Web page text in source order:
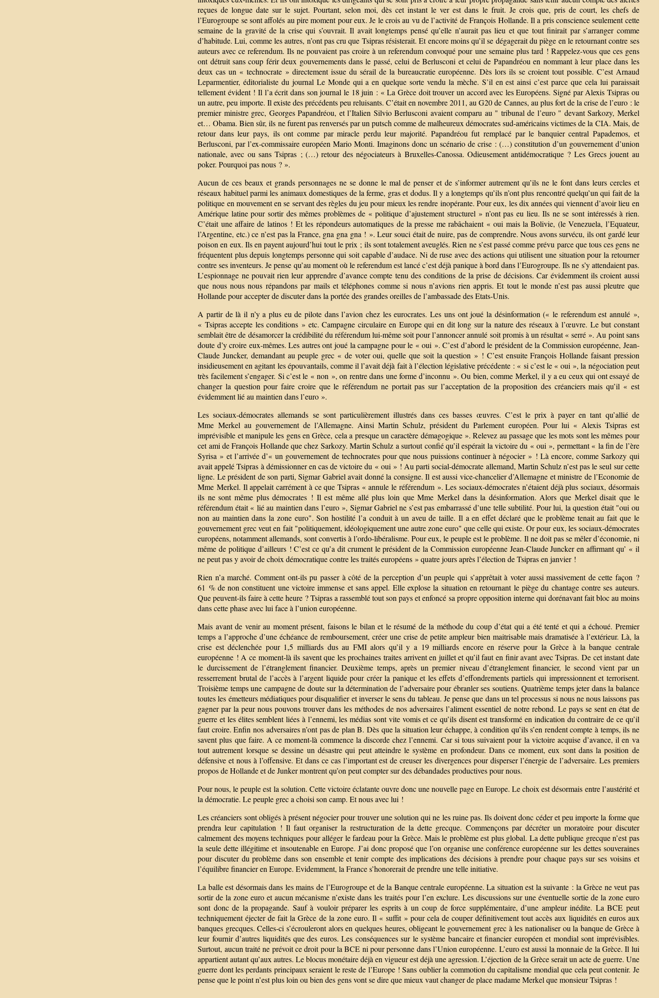
reçues de longue date sur le sujet. Pourtant, selon moi, dès cet instant le ver est dans le fruit. Je crois que, pris de court, les chefs de
l’Eurogroupe se sont affolés au pire moment pour eux. Je le crois au vu de l’activité de François Hollande. Il a pris conscience seulement cette
semaine de la gravité de la crise qui s’ouvrait. Il avait longtemps pensé qu’elle n’aurait pas lieu et que tout finirait par s’arranger comme
d’habitude. Lui, comme les autres, n’ont pas cru que Tsipras résisterait. Et encore moins qu’il se dégagerait du piège en le retournant contre ses
auteurs avec ce referendum. Ils ne pouvaient pas croire à un referendum convoqué pour une semaine plus tard ! Rappelez-vous que ces gens
ont détruit sans coup férir deux gouvernements dans le passé, celui de Berlusconi et celui de Papandréou en nommant à leur place dans les
deux cas un « technocrate » directement issue du sérail de la bureaucratie européenne. Dès lors ils se croient tout possible. C’est Arnaud
Leparmentier, éditorialiste du journal Le Monde qui a en quelque sorte vendu la mèche. S’il en est ainsi c’est parce que cela lui paraissait
tellement évident ! Il l’a écrit dans son journal le 18 juin : « La Grèce doit trouver un accord avec les Européens. Signé par Alexis Tsipras ou
un autre, peu importe. Il existe des précédents peu reluisants. C’était en novembre 2011, au G20 de Cannes, au plus fort de la crise de l’euro : le
premier ministre grec, Georges Papandréou, et l’Italien Silvio Berlusconi avaient comparu au " tribunal de l’euro " devant Sarkozy, Merkel
et… Obama. Bien sûr, ils ne furent pas renversés par un putsch comme de malheureux démocrates sud-américains victimes de la CIA. Mais, de
retour dans leur pays, ils ont comme par miracle perdu leur majorité. Papandréou fut remplacé par le banquier central Papademos, et
Berlusconi, par l’ex-commissaire européen Mario Monti. Imaginons donc un scénario de crise : (…) constitution d’un gouvernement d’union
nationale, avec ou sans Tsipras ; (…) retour des négociateurs à Bruxelles-Canossa. Odieusement antidémocratique ? Les Grecs jouent au
poker. Pourquoi pas nous ? ».
Aucun de ces beaux et grands personnages ne se donne le mal de penser et de s’informer autrement qu’ils ne le font dans leurs cercles et
réseaux habituel parmi les animaux domestiques de la ferme, gras et dodus. Il y a longtemps qu’ils n’ont plus rencontré quelqu’un qui fait de la
politique en mouvement en se servant des règles du jeu pour mieux les rendre inopérante. Pour eux, les dix années qui viennent d’avoir lieu en
Amérique latine pour sortir des mêmes problèmes de « politique d’ajustement structurel » n’ont pas eu lieu. Ils ne se sont intéressés à rien.
C’était une affaire de latinos ! Et les répondeurs automatiques de la presse me rabâchaient « oui mais la Bolivie, (le Venezuela, l’Equateur,
l’Argentine, etc.) ce n’est pas la France, gna gna gna ! ». Leur souci était de nuire, pas de comprendre. Nous avons survécu, ils ont gardé leur
poison en eux. Ils en payent aujourd’hui tout le prix ; ils sont totalement aveuglés. Rien ne s’est passé comme prévu parce que tous ces gens ne
fréquentent plus depuis longtemps personne qui soit capable d’audace. Ni de ruse avec des actions qui utilisent une situation pour la retourner
contre ses inventeurs. Je pense qu’au moment où le referendum est lancé c’est déjà panique à bord dans l’Eurogroupe. Ils ne s’y attendaient pas.
L’espionnage ne pouvait rien leur apprendre d’avance compte tenu des conditions de la prise de décisions. Car évidemment ils croient aussi
que nous nous nous répandons par mails et téléphones comme si nous n’avions rien appris. Et tout le monde n’est pas aussi pleutre que
Hollande pour accepter de discuter dans la portée des grandes oreilles de l’ambassade des Etats-Unis.
A partir de là il n’y a plus eu de pilote dans l’avion chez les eurocrates. Les uns ont joué la désinformation (« le referendum est annulé »,
« Tsipras accepte les conditions » etc. Campagne circulaire en Europe qui en dit long sur la nature des réseaux à l’œuvre. Le but constant
semblait être de désamorcer la crédibilité du référendum lui-même soit pour l’annoncer annulé soit promis à un résultat « serré ». Au point sans
doute d’y croire eux-mêmes. Les autres ont joué la campagne pour le « oui ». C’est d’abord le président de la Commission européenne, Jean-
Claude Juncker, demandant au peuple grec « de voter oui, quelle que soit la question » ! C’est ensuite François Hollande faisant pression
insidieusement en agitant les épouvantails, comme il l’avait déjà fait à l’élection législative précédente : « si c’est le « oui », la négociation peut
très facilement s’engager. Si c’est le « non », on rentre dans une forme d’inconnu ». Ou bien, comme Merkel, il y a eu ceux qui ont essayé de
changer la question pour faire croire que le référendum ne portait pas sur l’acceptation de la proposition des créanciers mais qu’il « est
évidemment lié au maintien dans l’euro ».
Les sociaux-démocrates allemands se sont particulièrement illustrés dans ces basses œuvres. C’est le prix à payer en tant qu’allié de
Mme Merkel au gouvernement de l’Allemagne. Ainsi Martin Schulz, président du Parlement européen. Pour lui « Alexis Tsipras est
imprévisible et manipule les gens en Grèce, cela a presque un caractère démagogique ». Relevez au passage que les mots sont les mêmes pour
cet ami de François Hollande que chez Sarkozy. Martin Schulz a surtout confié qu’il espérait la victoire du « oui », permettant « la fin de l’ère
Syrisa » et l’arrivée d’« un gouvernement de technocrates pour que nous puissions continuer à négocier » ! Là encore, comme Sarkozy qui
avait appelé Tsipras à démissionner en cas de victoire du « oui » ! Au parti social-démocrate allemand, Martin Schulz n’est pas le seul sur cette
ligne. Le président de son parti, Sigmar Gabriel avait donné la consigne. Il est aussi vice-chancelier d’Allemagne et ministre de l’Economie de
Mme Merkel. Il appelait carrément à ce que Tsipras « annule le référendum ». Les sociaux-démocrates n’étaient déjà plus sociaux, désormais
ils ne sont même plus démocrates ! Il est même allé plus loin que Mme Merkel dans la désinformation. Alors que Merkel disait que le
référendum était « lié au maintien dans l’euro », Sigmar Gabriel ne s’est pas embarrassé d’une telle subtilité. Pour lui, la question était "oui ou
non au maintien dans la zone euro". Son hostilité l’a conduit à un aveu de taille. Il a en effet déclaré que le problème tenait au fait que le
gouvernement grec veut en fait "politiquement, idéologiquement une autre zone euro" que celle qui existe. Or pour eux, les sociaux-démocrates
européens, notamment allemands, sont convertis à l’ordo-libéralisme. Pour eux, le peuple est le problème. Il ne doit pas se mêler d’économie, ni
même de politique d’ailleurs ! C’est ce qu’a dit crument le président de la Commission européenne Jean-Claude Juncker en affirmant qu’ « il
ne peut pas y avoir de choix démocratique contre les traités européens » quatre jours après l’élection de Tsipras en janvier !
Rien n’a marché. Comment ont-ils pu passer à côté de la perception d’un peuple qui s’apprêtait à voter aussi massivement de cette façon ?
61 % de non constituent une victoire immense et sans appel. Elle explose la situation en retournant le piège du chantage contre ses auteurs.
Que peuvent-ils faire à cette heure ? Tsipras a rassemblé tout son pays et enfoncé sa propre opposition interne qui dorénavant fait bloc au moins
dans cette phase avec lui face à l’union européenne.
Mais avant de venir au moment présent, faisons le bilan et le résumé de la méthode du coup d’état qui a été tenté et qui a échoué. Premier
temps a l’approche d’une échéance de remboursement, créer une crise de petite ampleur bien maitrisable mais dramatisée à l’extérieur. Là, la
crise est déclenchée pour 1,5 milliards dus au FMI alors qu’il y a 19 milliards encore en réserve pour la Grèce à la banque centrale
européenne ! A ce moment-là ils savent que les prochaines traites arrivent en juillet et qu’il faut en finir avant avec Tsipras. De cet instant date
le durcissement de l’étranglement financier. Deuxième temps, après un premier niveau d’étranglement financier, le second vient par un
resserrement brutal de l’accès à l’argent liquide pour créer la panique et les effets d’effondrements partiels qui impressionnent et terrorisent.
Troisième temps une campagne de doute sur la détermination de l’adversaire pour ébranler ses soutiens. Quatrième temps jeter dans la balance
toutes les émetteurs médiatiques pour disqualifier et inverser le sens du tableau. Je pense que dans un tel processus si nous ne nous laissons pas
gagner par la peur nous pouvons trouver dans les méthodes de nos adversaires l’aliment essentiel de notre rebond. Le pays se sent en état de
guerre et les élites semblent liées à l’ennemi, les médias sont vite vomis et ce qu’ils disent est transformé en indication du contraire de ce qu’il
faut croire. Enfin nos adversaires n’ont pas de plan B. Dès que la situation leur échappe, à condition qu’ils s’en rendent compte à temps, ils ne
savent plus que faire. A ce moment-là commence la discorde chez l’ennemi. Car si tous suivaient pour la victoire acquise d’avance, il en va
tout autrement lorsque se dessine un désastre qui peut atteindre le système en profondeur. Dans ce moment, eux sont dans la position de
défensive et nous à l’offensive. Et dans ce cas l’important est de creuser les divergences pour disperser l’énergie de l’adversaire. Les premiers
propos de Hollande et de Junker montrent qu’on peut compter sur des débandades productives pour nous.
Pour nous, le peuple est la solution. Cette victoire éclatante ouvre donc une nouvelle page en Europe. Le choix est désormais entre l’austérité et
la démocratie. Le peuple grec a choisi son camp. Et nous avec lui !
Les créanciers sont obligés à présent négocier pour trouver une solution qui ne les ruine pas. Ils doivent donc céder et peu importe la forme que
prendra leur capitulation ! Il faut organiser la restructuration de la dette grecque. Commençons par décréter un moratoire pour discuter
calmement des moyens techniques pour alléger le fardeau pour la Grèce. Mais le problème est plus global. La dette publique grecque n’est pas
la seule dette illégitime et insoutenable en Europe. J’ai donc proposé que l’on organise une conférence européenne sur les dettes souveraines
pour discuter du problème dans son ensemble et tenir compte des implications des décisions à prendre pour chaque pays sur ses voisins et
l’équilibre financier en Europe. Evidemment, la France s’honorerait de prendre une telle initiative.
La balle est désormais dans les mains de l’Eurogroupe et de la Banque centrale européenne. La situation est la suivante : la Grèce ne veut pas
sortir de la zone euro et aucun mécanisme n’existe dans les traités pour l’en exclure. Les discussions sur une éventuelle sortie de la zone euro
sont donc de la propagande. Sauf à vouloir préparer les esprits à un coup de force supplémentaire, d’une ampleur inédite. La BCE peut
techniquement éjecter de fait la Grèce de la zone euro. Il « suffit » pour cela de couper définitivement tout accès aux liquidités en euros aux
banques grecques. Celles-ci s’écrouleront alors en quelques heures, obligeant le gouvernement grec à les nationaliser ou la banque de Grèce à
leur fournir d’autres liquidités que des euros. Les conséquences sur le système bancaire et financier européen et mondial sont imprévisibles.
Surtout, aucun traité ne prévoit ce droit pour la BCE ni pour personne dans l’Union européenne. L’euro est aussi la monnaie de la Grèce. Il lui
appartient autant qu’aux autres. Le blocus monétaire déjà en vigueur est déjà une agression. L’éjection de la Grèce serait un acte de guerre. Une
guerre dont les perdants principaux seraient le reste de l’Europe ! Sans oublier la commotion du capitalisme mondial que cela peut contenir. Je
pense que le point n’est plus loin ou bien des gens vont se dire que mieux vaut changer de place madame Merkel que monsieur Tsipras !